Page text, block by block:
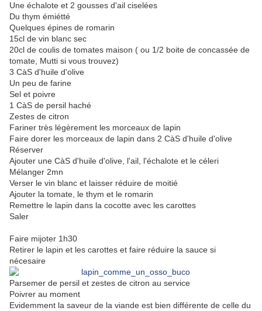
Une échalote et 2 gousses d'ail ciselées
Du thym émiétté
Quelques épines de romarin
15cl de vin blanc sec
20cl de coulis de tomates maison ( ou 1/2 boite de concassée de
tomate, Mutti si vous trouvez)
3 CàS d'huile d'olive
Un peu de farine
Sel et poivre
1 CàS de persil haché
Zestes de citron
Fariner très légèrement les morceaux de lapin
Faire dorer les morceaux de lapin dans 2 CàS d'huile d'olive
Réserver
Ajouter une CàS d'huile d'olive, l'ail, l'échalote et le céleri
Mélanger 2mn
Verser le vin blanc et laisser réduire de moitié
Ajouter la tomate, le thym et le romarin
Remettre le lapin dans la cocotte avec les carottes
Saler
Faire mijoter 1h30
Retirer le lapin et les carottes et faire réduire la sauce si
nécesaire
Parsemer de persil et zestes de citron au service
Poivrer au moment
Evidemment la saveur de la viande est bien différente de celle du